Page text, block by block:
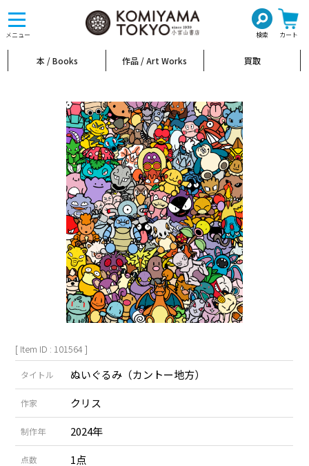
メニュー 検索 カート
toggle
navigation
本 / Books 作品 / Art Works 買取
[ Item ID : 101564 ]
タイトル ぬいぐるみ（カントー地方）
作家 クリス
制作年 2024年
点数 1点